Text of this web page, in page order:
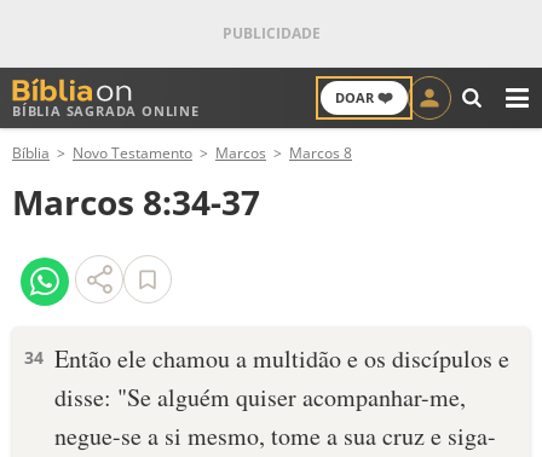
BÍBLIA SAGRADA ONLINE
DOAR ❤️
ANTIGO TESTAMENTO
NOVO TESTAMENTO
VERSÍCULOS
PALAVRA DO DIA
Bíblia Novo Testamento Marcos Marcos 8
Marcos 8:34-37
34 Então ele chamou a multidão e os discípulos e
disse: "Se alguém quiser acompanhar-me,
negue-se a si mesmo, tome a sua cruz e siga-